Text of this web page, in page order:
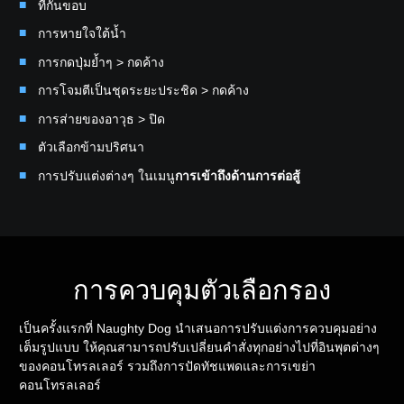
ที่กั้นขอบ
การหายใจใต้น้ำ
การกดปุ่มย้ำๆ > กดค้าง
การโจมตีเป็นชุดระยะประชิด > กดค้าง
การส่ายของอาวุธ > ปิด
ตัวเลือกข้ามปริศนา
การปรับแต่งต่างๆ ในเมนูการเข้าถึงด้านการต่อสู้
การควบคุมตัวเลือกรอง
เป็นครั้งแรกที่ Naughty Dog นำเสนอการปรับแต่งการควบคุมอย่าง
เต็มรูปแบบ ให้คุณสามารถปรับเปลี่ยนคำสั่งทุกอย่างไปที่อินพุตต่างๆ
ของคอนโทรลเลอร์ รวมถึงการปัดทัชแพดและการเขย่า
คอนโทรลเลอร์